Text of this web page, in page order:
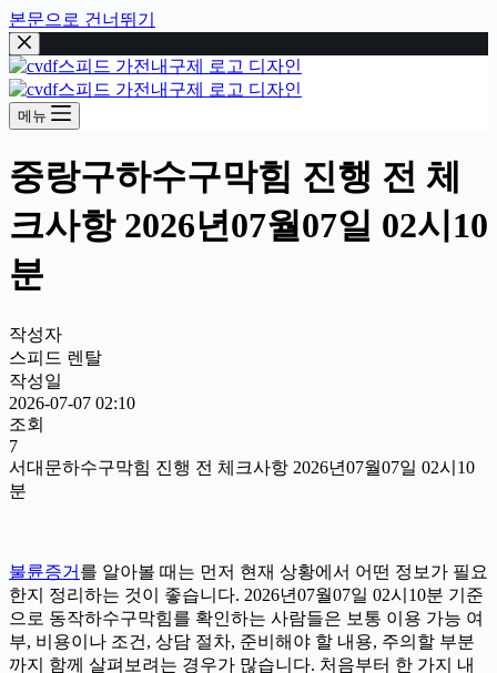
본문으로 건너뛰기
메뉴
중랑구하수구막힘 진행 전 체
크사항 2026년07월07일 02시10
분
작성자
스피드 렌탈
작성일
2026-07-07 02:10
조회
7
서대문하수구막힘 진행 전 체크사항 2026년07월07일 02시10
분
불륜증거 를 알아볼 때는 먼저 현재 상황에서 어떤 정보가 필요
한지 정리하는 것이 좋습니다. 2026년07월07일 02시10분 기준
으로 동작하수구막힘를 확인하는 사람들은 보통 이용 가능 여
부, 비용이나 조건, 상담 절차, 준비해야 할 내용, 주의할 부분
까지 함께 살펴보려는 경우가 많습니다. 처음부터 한 가지 내